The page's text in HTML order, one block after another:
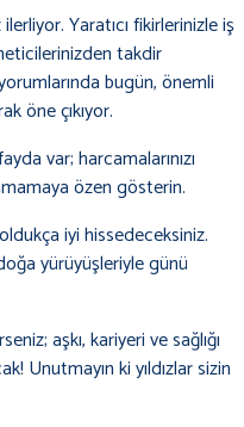
Yaratıcı fikirlerinizle iş
takdir
bugün, önemli
öne çıkıyor.
var; harcamalarınızı
özen gösterin.
iyi hissedeceksiniz.
yürüyüşleriyle günü
aşkı, kariyeri ve sağlığı
Unutmayın ki yıldızlar sizin